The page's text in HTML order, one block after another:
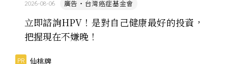
立即諮詢HPV！是對自己健康最好的投資，
把握現在不嫌晚！
廣告・台灣癌症基金會
2026-08-06
PR 仙桃牌